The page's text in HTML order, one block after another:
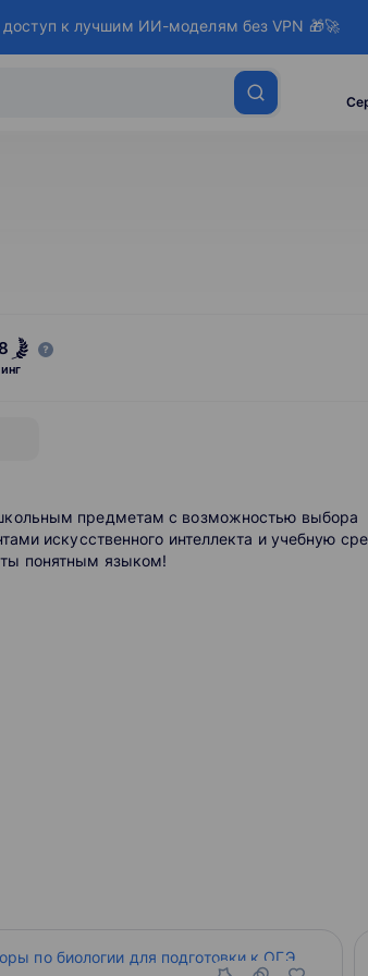
к лучшим ИИ-моделям без VPN 🎁🚀
предметам с возможностью выбора
искусственного интеллекта и учебную
понятным языком!